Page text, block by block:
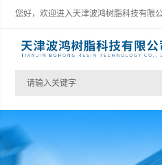
您好，欢迎进入天津波鸿树脂科技有限公